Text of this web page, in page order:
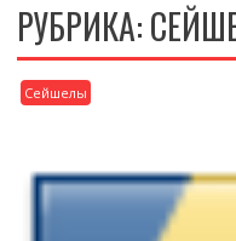
РУБРИКА:
Сейшелы